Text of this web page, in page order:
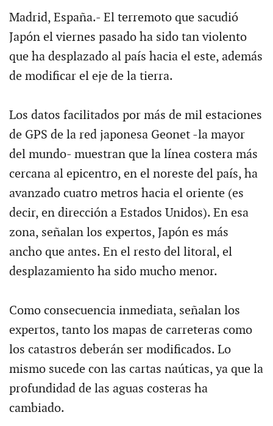
Madrid, España.- El terremoto que sacudió
Japón el viernes pasado ha sido tan violento
que ha desplazado al país hacia el este, además
de modificar el eje de la tierra.
Los datos facilitados por más de mil estaciones
de GPS de la red japonesa Geonet -la mayor
del mundo- muestran que la línea costera más
cercana al epicentro, en el noreste del país, ha
avanzado cuatro metros hacia el oriente (es
decir, en dirección a Estados Unidos). En esa
zona, señalan los expertos, Japón es más
ancho que antes. En el resto del litoral, el
desplazamiento ha sido mucho menor.
Como consecuencia inmediata, señalan los
expertos, tanto los mapas de carreteras como
los catastros deberán ser modificados. Lo
mismo sucede con las cartas naúticas, ya que la
profundidad de las aguas costeras ha
cambiado.